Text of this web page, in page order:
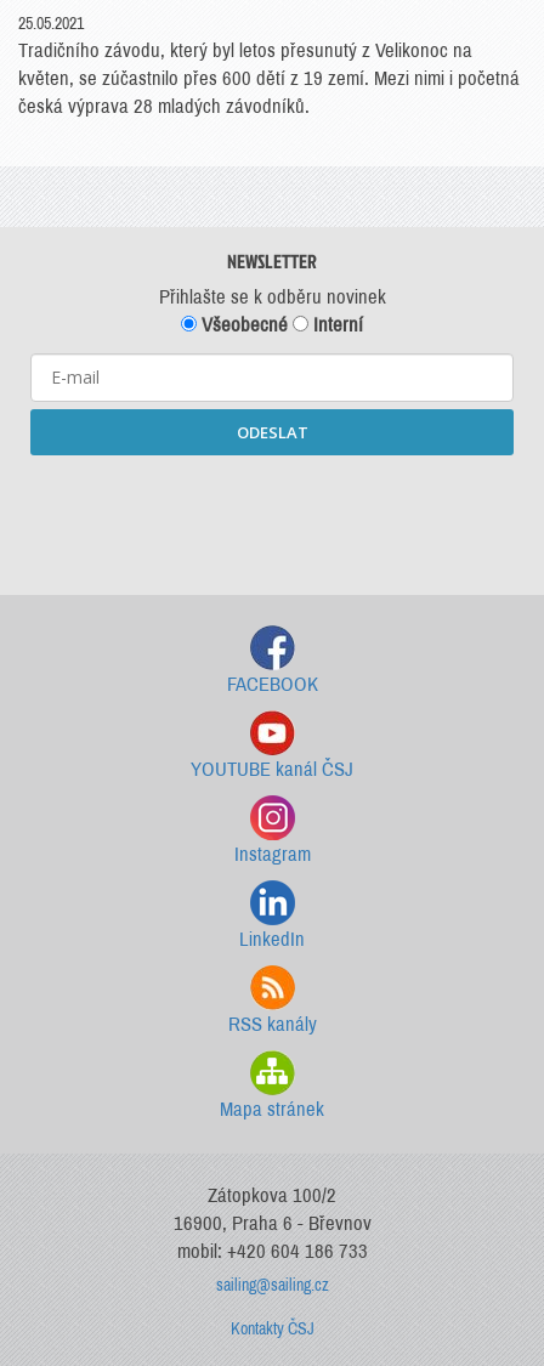
25.05.2021
Tradičního závodu, který byl letos přesunutý z Velikonoc na
květen, se zúčastnilo přes 600 dětí z 19 zemí. Mezi nimi i početná
česká výprava 28 mladých závodníků.
NEWSLETTER
Přihlašte se k odběru novinek
Všeobecné
Interní
ODESLAT
FACEBOOK
YOUTUBE kanál ČSJ
Instagram
LinkedIn
RSS kanály
Mapa stránek
Zátopkova 100/2
16900, Praha 6 - Břevnov
mobil: +420 604 186 733
sailing@sailing.cz
Kontakty ČSJ